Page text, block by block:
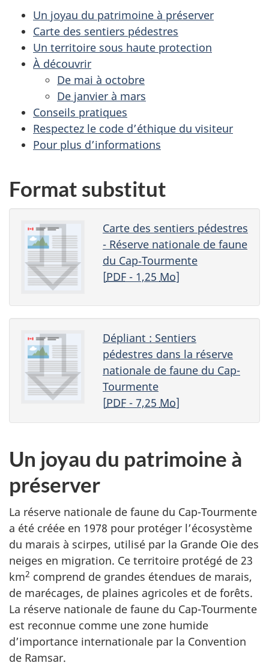
Un joyau du patrimoine à préserver
Carte des sentiers pédestres
Un territoire sous haute protection
À découvrir
De mai à octobre
De janvier à mars
Conseils pratiques
Respectez le code d’éthique du visiteur
Pour plus d’informations
Format substitut
Carte des sentiers pédestres
- Réserve nationale de faune
du Cap‑Tourmente
[PDF- 1,25 Mo]
Dépliant : Sentiers
pédestres dans la réserve
nationale de faune du Cap-
Tourmente
[PDF- 7,25 Mo]
Un joyau du patrimoine à
préserver
La réserve nationale de faune du Cap-Tourmente
a été créée en 1978 pour protéger l’écosystème
du marais à scirpes, utilisé par la Grande Oie des
neiges en migration. Ce territoire protégé de 23
km2 comprend de grandes étendues de marais,
de marécages, de plaines agricoles et de forêts.
La réserve nationale de faune du Cap-Tourmente
est reconnue comme une zone humide
d’importance internationale par la Convention
de Ramsar.